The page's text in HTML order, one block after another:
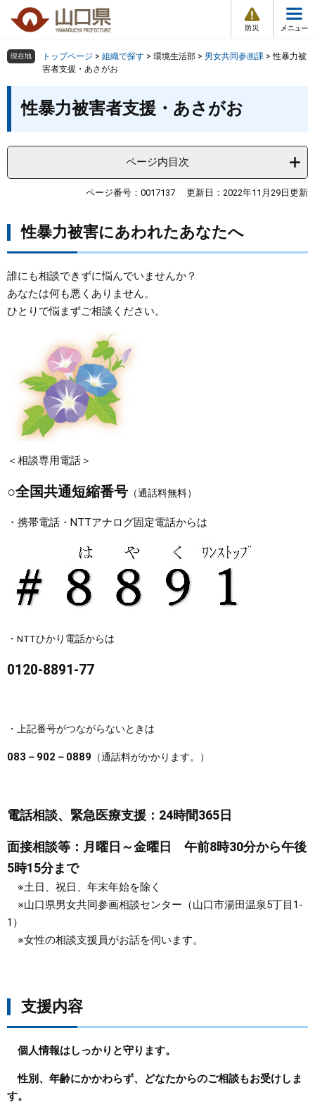
の
頭
。
ー
飛
て
本
へ
情
報
メ
ュ
組織で探す
健康・福祉
教育・文化・スポーツ
しごと・産業・観光
まちづくり
県政情報
検索の仕方 組織で探す サイトマップで探す
現在地 トップページ > 組織で探す > 環境生活部 > 男女共同参画課 >性暴力被
害者支援・あさがお
性暴力被害者支援・あさがお
ページ内目次
ページ番号：0017137 更新日：2022年11月29日更新
性暴力被害にあわれたあなたへ
誰にも相談できずに悩んでいませんか？
あなたは何も悪くありません。
ひとりで悩まずご相談ください。
＜相談専用電話＞
○全国共通短縮番号 （通話料無料）
・携帯電話・NTTアナログ固定電話からは
・NTTひかり電話からは
0120-8891-77
・上記番号がつながらないときは
083－902－0889 （通話料がかかります。）
電話相談、緊急医療支援：24時間365日
面接相談等：月曜日～金曜日 午前8時30分から午後
5時15分まで
※土日、祝日、年末年始を除く​
※山口県男女共同参画相談センター（山口市湯田温泉5丁目1-
1）​
※女性の相談支援員がお話を伺います。
支援内容
個人情報はしっかりと守ります。
性別、年齢にかかわらず、どなたからのご相談もお受けしま
す。